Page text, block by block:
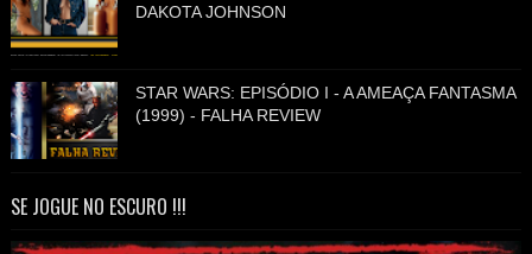
DAKOTA JOHNSON
STAR WARS: EPISÓDIO I - A AMEAÇA FANTASMA
(1999) - FALHA REVIEW
SE JOGUE NO ESCURO !!!